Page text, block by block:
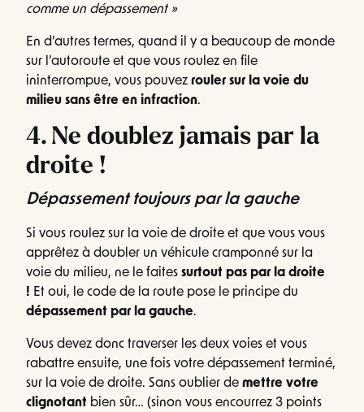
comme un dépassement »
En d’autres termes, quand il y a beaucoup de monde
sur l’autoroute et que vous roulez en file
ininterrompue, vous pouvez rouler sur la voie du
milieu sans être en infraction.
4. Ne doublez jamais par la
droite !
Dépassement toujours par la gauche
Si vous roulez sur la voie de droite et que vous vous
apprêtez à doubler un véhicule cramponné sur la
voie du milieu, ne le faites surtout pas par la droite
! Et oui, le code de la route pose le principe du
dépassement par la gauche.
Vous devez donc traverser les deux voies et vous
rabattre ensuite, une fois votre dépassement terminé,
sur la voie de droite. Sans oublier de mettre votre
clignotant bien sûr… (sinon vous encourrez 3 points